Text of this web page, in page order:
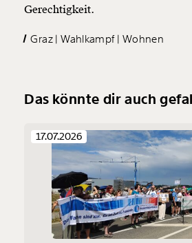
Gerechtigkeit.
Graz Wahlkampf Wohnen
Das könnte dir auch
17.07.2026